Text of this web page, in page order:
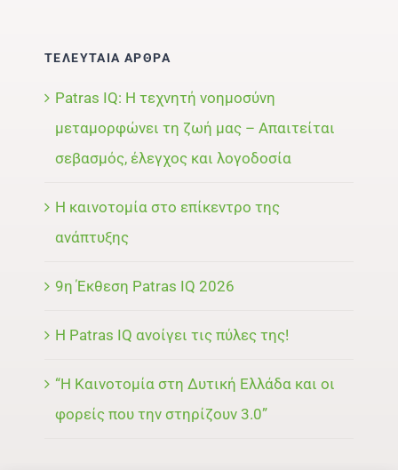
ΤΕΛΕΥΤΑΙΑ ΑΡΘΡΑ
Patras IQ: Η τεχνητή νοημοσύνη
μεταμορφώνει τη ζωή μας – Απαιτείται
σεβασμός, έλεγχος και λογοδοσία
Η καινοτομία στο επίκεντρο της
ανάπτυξης
9η Έκθεση Patras IQ 2026
Η Patras IQ ανοίγει τις πύλες της!
“Η Καινοτομία στη Δυτική Ελλάδα και οι
φορείς που την στηρίζουν 3.0”